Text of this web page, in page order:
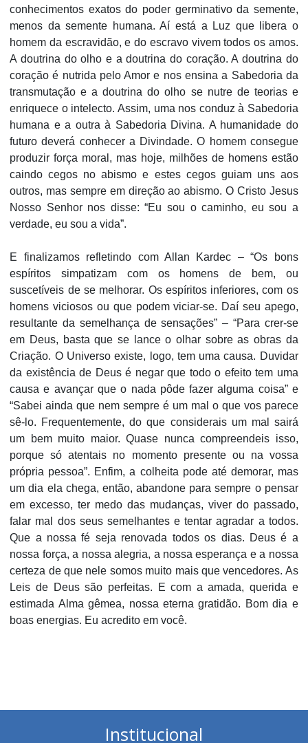
conhecimentos exatos do poder germinativo da semente,
menos da semente humana. Aí está a Luz que libera o
homem da escravidão, e do escravo vivem todos os amos.
A doutrina do olho e a doutrina do coração. A doutrina do
coração é nutrida pelo Amor e nos ensina a Sabedoria da
transmutação e a doutrina do olho se nutre de teorias e
enriquece o intelecto. Assim, uma nos conduz à Sabedoria
humana e a outra à Sabedoria Divina. A humanidade do
futuro deverá conhecer a Divindade. O homem consegue
produzir força moral, mas hoje, milhões de homens estão
caindo cegos no abismo e estes cegos guiam uns aos
outros, mas sempre em direção ao abismo. O Cristo Jesus
Nosso Senhor nos disse: “Eu sou o caminho, eu sou a
verdade, eu sou a vida”.
E finalizamos refletindo com Allan Kardec – “Os bons
espíritos simpatizam com os homens de bem, ou
suscetíveis de se melhorar. Os espíritos inferiores, com os
homens viciosos ou que podem viciar-se. Daí seu apego,
resultante da semelhança de sensações” – “Para crer-se
em Deus, basta que se lance o olhar sobre as obras da
Criação. O Universo existe, logo, tem uma causa. Duvidar
da existência de Deus é negar que todo o efeito tem uma
causa e avançar que o nada pôde fazer alguma coisa” e
“Sabei ainda que nem sempre é um mal o que vos parece
sê-lo. Frequentemente, do que considerais um mal sairá
um bem muito maior. Quase nunca compreendeis isso,
porque só atentais no momento presente ou na vossa
própria pessoa”. Enfim, a colheita pode até demorar, mas
um dia ela chega, então, abandone para sempre o pensar
em excesso, ter medo das mudanças, viver do passado,
falar mal dos seus semelhantes e tentar agradar a todos.
Que a nossa fé seja renovada todos os dias. Deus é a
nossa força, a nossa alegria, a nossa esperança e a nossa
certeza de que nele somos muito mais que vencedores. As
Leis de Deus são perfeitas. E com a amada, querida e
estimada Alma gêmea, nossa eterna gratidão. Bom dia e
boas energias. Eu acredito em você.
Institucional